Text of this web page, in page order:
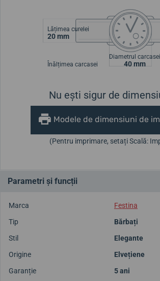
Lățimea curelei
20 mm
Înălțimea carcasei
Diametrul carcasei
40 mm
Nu ești sigur de
Modele de dimensiuni de
(Pentru imprimare, setați Scală:
Parametri și funcții
Marca
Festina
Tip
Bărbați
Stil
Elegante
Origine
Elvețiene
Garanție
5 ani